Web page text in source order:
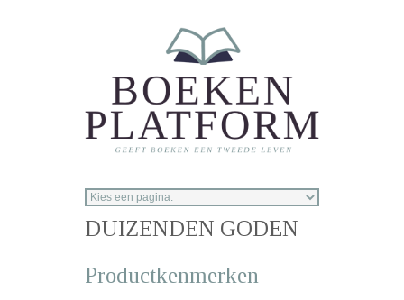
DUIZENDEN GODEN
Productkenmerken